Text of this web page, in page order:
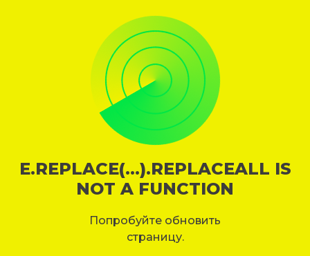
E.REPLACE(...).REPLACEALL IS
NOT A FUNCTION
Попробуйте обновить
страницу.